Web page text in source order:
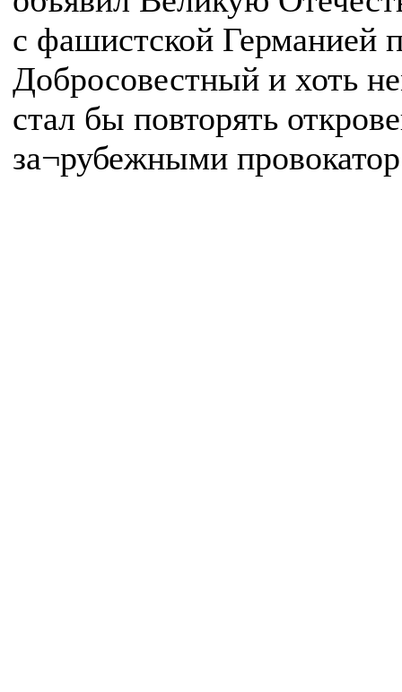
с фашистской Германией
Добросовестный и хоть
стал бы повторять
за¬рубежными провокатор